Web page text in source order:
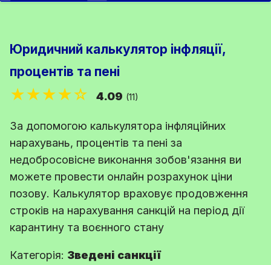
Юридичний калькулятор інфляції,
процентів та пені
★★★★☆ 4.09 (11)
За допомогою калькулятора інфляційних
нарахувань, процентів та пені за
недобросовісне виконання зобов'язання ви
можете провести онлайн розрахунок ціни
позову. Калькулятор враховує продовження
строків на нарахування санкцій на період дії
карантину та воєнного стану
Категорія: Зведені санкції